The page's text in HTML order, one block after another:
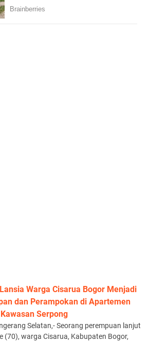
Warga Cisarua Bogor Menjadi
dan Perampokan di Apartemen
Kawasan Serpong
Selatan,- Seorang perempuan lanjut
(70), warga Cisarua, Kabupaten Bogor,